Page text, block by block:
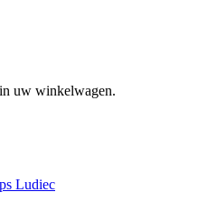
uw winkelwagen.
Ludiec